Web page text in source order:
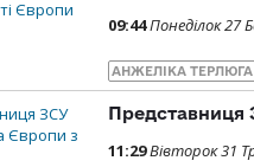
09:44Понеділок 27
АНЖЕЛІКА ТЕРЛЮГА
Представниця
11:29Вівторок 31